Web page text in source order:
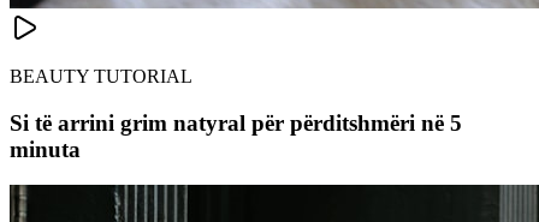
BEAUTY TUTORIAL
Si të arrini grim natyral për përditshmëri në 5
minuta